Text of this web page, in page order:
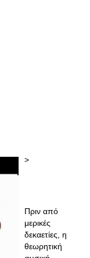
>
Πριν από
μερικές
δεκαετίες, η
θεωρητική